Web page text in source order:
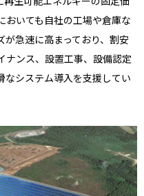
おいても自社の工場や倉庫な
が急速に高まっており、割安
ナンス、設置工事、設備認定
なシステム導入を支援してい